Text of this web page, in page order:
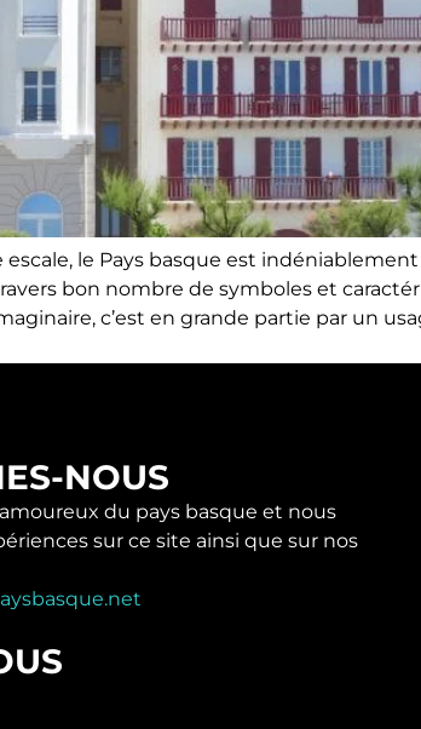
le Pays basque est
bon nombre de symboles et
c’est en grande partie par un
NOUS
du pays basque et nous
sur ce site ainsi que sur nos